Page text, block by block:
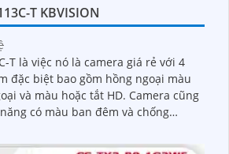
T KBVISION
T là việc nó là camera giá rẻ với 4
đặc biệt bao gồm hồng ngoại màu
hoặc tắt HD. Camera cũng
có màu ban đêm và chống